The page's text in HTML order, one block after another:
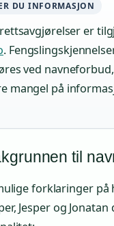
DU INFORMASJON
er
.
ved
mangel på
til
forklaringer på
Jesper og